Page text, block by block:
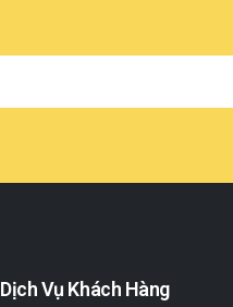
Dịch Vụ Khách Hàng